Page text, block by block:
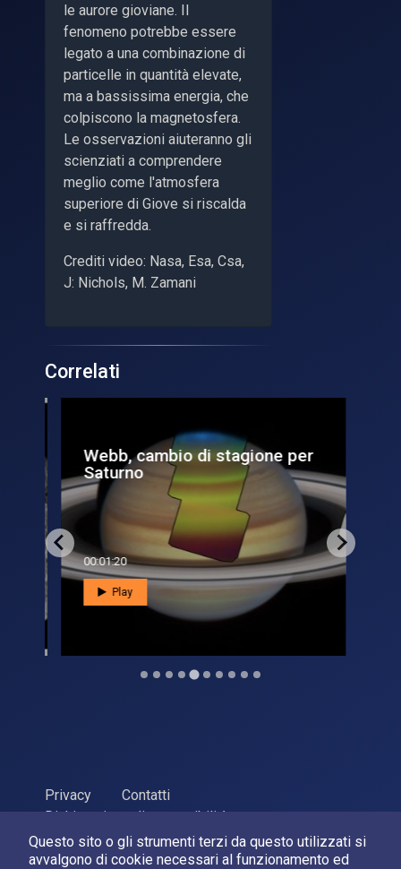
Questo sito o gli strumenti terzi da questo utilizzati si
avvalgono di cookie necessari al funzionamento ed
le aurore gioviane. Il
fenomeno potrebbe essere
legato a una combinazione di
particelle in quantità elevate,
ma a bassissima energia, che
colpiscono la magnetosfera.
Le osservazioni aiuteranno gli
scienziati a comprendere
meglio come l'atmosfera
superiore di Giove si riscalda
e si raffredda.
Crediti video: Nasa, Esa, Csa,
J: Nichols, M. Zamani
Correlati
Webb, cambio di stagione per
Saturno
00:01:20
Play
Privacy
Contatti
Dichiarazione di accessibilità
ASI Agenzia Spaziale Italiana, 2026. P.Iva 03638121008